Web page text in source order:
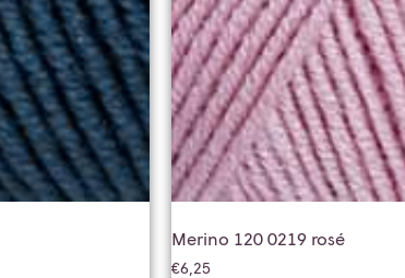
Merino 120 0219 rosé
€6,25